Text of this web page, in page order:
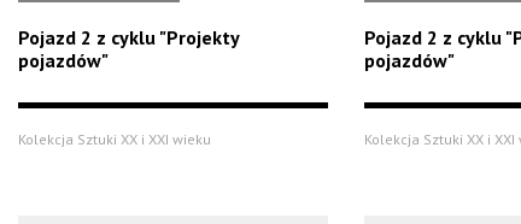
Pojazd 2 z cyklu "Projekty
pojazdów"
Kolekcja Sztuki XX i XXI wieku
Pojazd 2 z cyklu
pojazdów"
Kolekcja Sztuki XX i XXI